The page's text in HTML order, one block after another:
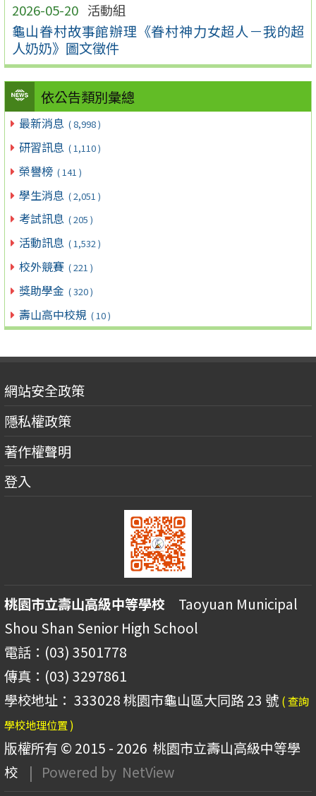
2026-05-20 活動組
龜山眷村故事館辦理《眷村神力女超人－我的超
人奶奶》圖文徵件
依公告類別彙總
最新消息 ( 8,998 )
研習訊息 ( 1,110 )
榮譽榜 ( 141 )
學生消息 ( 2,051 )
考試訊息 ( 205 )
活動訊息 ( 1,532 )
校外競賽 ( 221 )
獎助學金 ( 320 )
壽山高中校規 ( 10 )
網站安全政策
隱私權政策
著作權聲明
登入
桃園市立壽山高級中等學校 Taoyuan Municipal
Shou Shan Senior High School
電話：(03) 3501778
傳真：(03) 3297861
學校地址： 333028 桃園市龜山區大同路 23 號 ( 查詢
學校地理位置 )
版權所有 © 2015 - 2026 桃園市立壽山高級中等學
校
| Powered by NetView